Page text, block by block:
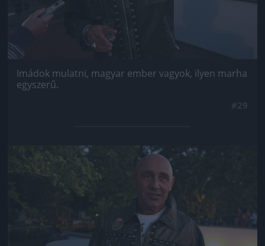
Imádok mulatni, magyar ember vagyok, ilyen marha
egyszerű.
Jön még kép!